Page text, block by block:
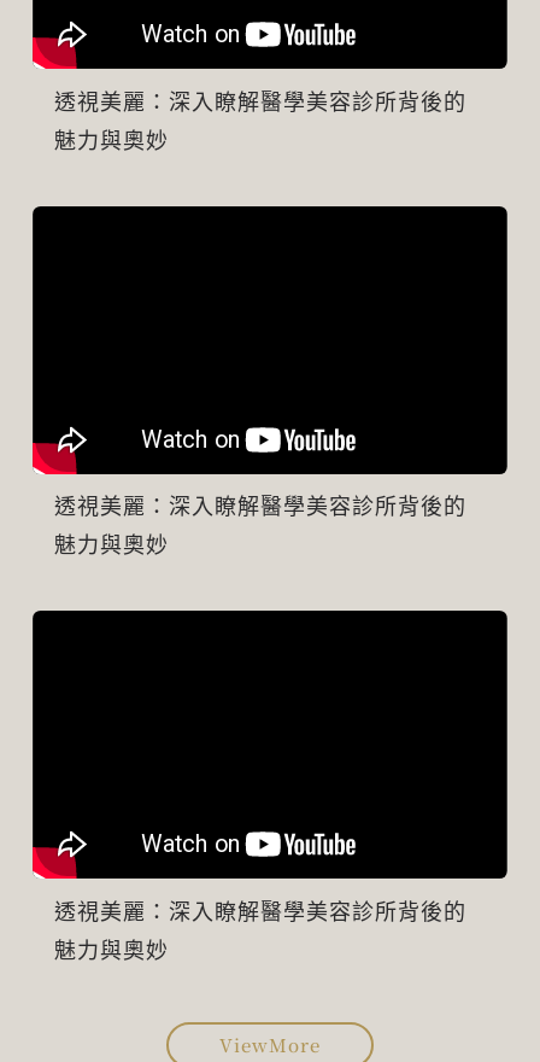
透視美麗：深入瞭解醫學美容診所背後的
魅力與奧妙
透視美麗：深入瞭解醫學美容診所背後的
魅力與奧妙
透視美麗：深入瞭解醫學美容診所背後的
魅力與奧妙
ViewMore